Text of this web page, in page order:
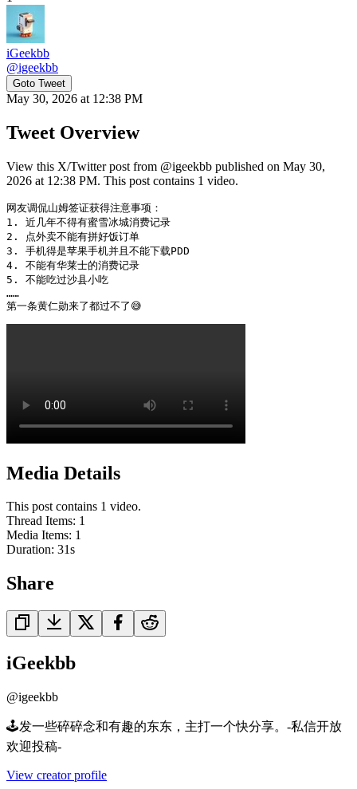
iGeekbb
@igeekbb
Goto Tweet
May 30, 2026 at 12:38 PM
Tweet Overview
View this X/Twitter post from @igeekbb published on May 30,
2026 at 12:38 PM. This post contains 1 video.
网友调侃山姆签证获得注意事项：
1. 近几年不得有蜜雪冰城消费记录
2. 点外卖不能有拼好饭订单
3. 手机得是苹果手机并且不能下载PDD
4. 不能有华莱士的消费记录
5. 不能吃过沙县小吃
……
第一条黄仁勋来了都过不了😅
Media Details
This post contains 1 video.
Thread Items: 1
Media Items: 1
Duration: 31s
Share
iGeekbb
@igeekbb
🕹️发一些碎碎念和有趣的东东，主打一个快分享。-私信开放
欢迎投稿-
View creator profile